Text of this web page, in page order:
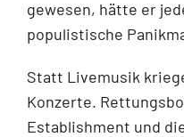
gewesen, hätte er
populistische
Statt Livemusik
Konzerte.
Establishment und